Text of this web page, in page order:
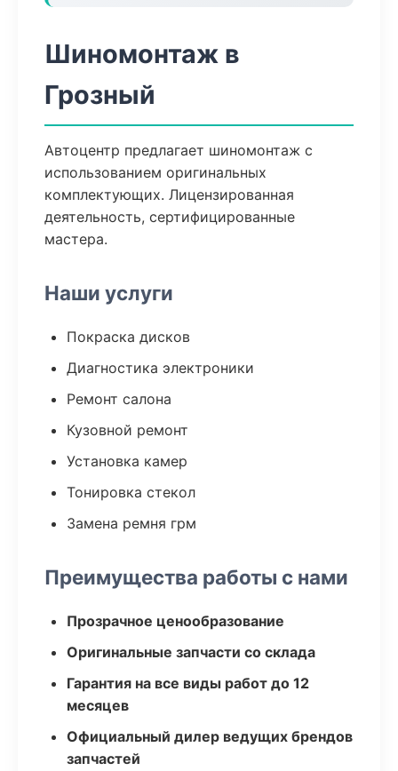
Шиномонтаж в
Грозный
Автоцентр предлагает шиномонтаж с
использованием оригинальных
комплектующих. Лицензированная
деятельность, сертифицированные
мастера.
Наши услуги
Покраска дисков
Диагностика электроники
Ремонт салона
Кузовной ремонт
Установка камер
Тонировка стекол
Замена ремня грм
Преимущества работы с нами
Прозрачное ценообразование
Оригинальные запчасти со склада
Гарантия на все виды работ до 12
месяцев
Официальный дилер ведущих брендов
запчастей